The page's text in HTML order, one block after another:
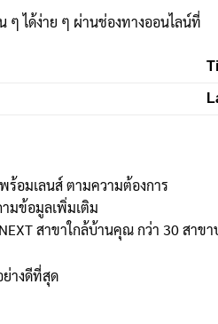
ได้ง่าย ๆ ผ่านช่องทางออนไลน์ที่
อมเลนส์ ตามความต้องการ
มข้อมูลเพิ่มเติม
สาขาใกล้บ้านคุณ กว่า 30 สา
างดีที่สุด